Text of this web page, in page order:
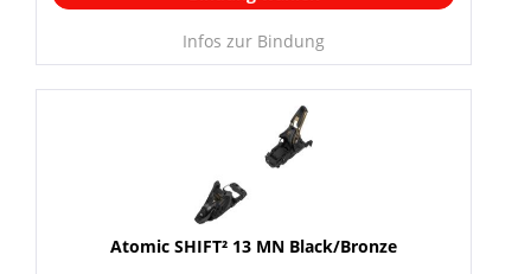
Infos zur Bindung
Atomic SHIFT² 13 MN Black/Bronze